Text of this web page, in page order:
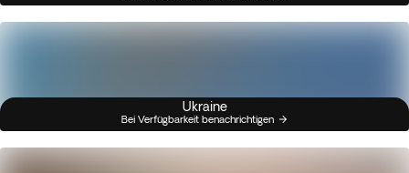
Ukraine
Bei Verfügbarkeit benachrichtigen